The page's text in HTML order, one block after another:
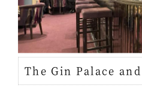
The Gin Palace